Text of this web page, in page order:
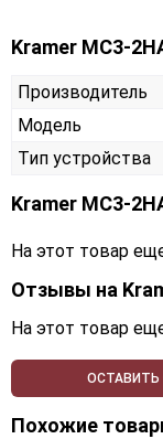
Kramer MC3-
Производитель
Модель
Тип устройства
Kramer MC3-
На этот товар
Отзывы на
На этот товар
Похожие